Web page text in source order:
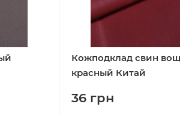
Кожподклад свин
красный Китай
36 грн